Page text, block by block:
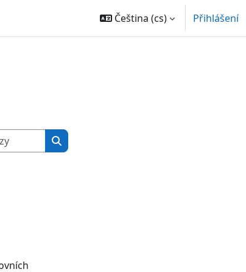
Čeština ‎(cs)‎ Přihlášení
Vyhledat kurzy
Vyhledat kurzy